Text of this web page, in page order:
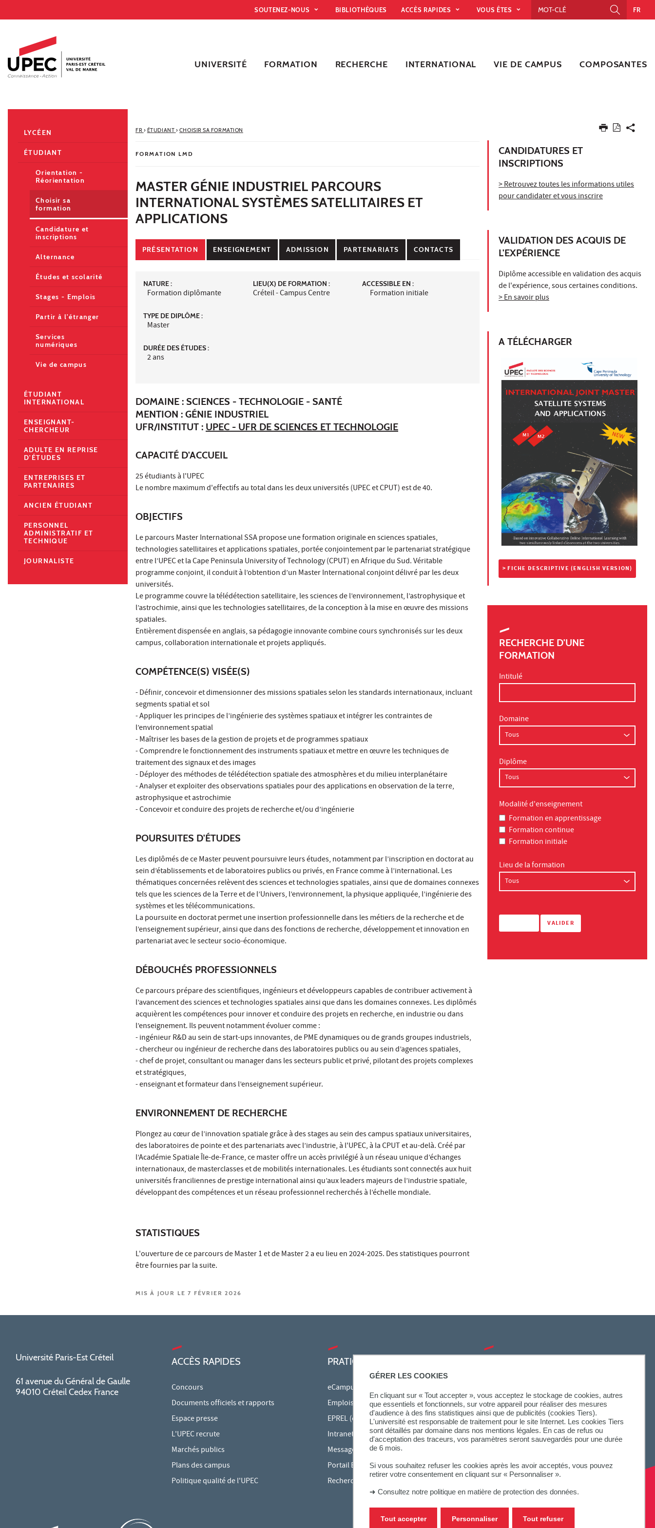
GÉRER LES COOKIES
En cliquant sur « Tout accepter », vous acceptez le stockage de cookies, autres
que essentiels et fonctionnels, sur votre appareil pour réaliser des mesures
d'audience à des fins statistiques ainsi que de publicités (cookies Tiers).
L'université est responsable de traitement pour le site Internet. Les cookies Tiers
sont détaillés par domaine dans nos mentions légales. En cas de refus ou
d'acceptation des traceurs, vos paramètres seront sauvegardés pour une durée
de 6 mois.
Si vous souhaitez refuser les cookies après les avoir acceptés, vous pouvez
retirer votre consentement en cliquant sur « Personnaliser ».
➜ Consultez notre politique en matière de protection des données.
Tout accepter Tout refuser
Personnaliser
Accès directs
Recherche
Navigation secondaire
SOUTENEZ-NOUS BIBLIOTHÈQUES ACCÈS RAPIDES VOUS ÊTES FR
UNIVERSITÉ FORMATION RECHERCHE INTERNATIONAL VIE DE CAMPUS COMPOSANTES
FR › ÉTUDIANT › CHOISIR SA FORMATION
FORMATION LMD
MASTER GÉNIE INDUSTRIEL PARCOURS
INTERNATIONAL SYSTÈMES SATELLITAIRES ET
APPLICATIONS
PRÉSENTATION ENSEIGNEMENT ADMISSION PARTENARIATS CONTACTS
NATURE :
Formation diplômante
TYPE DE DIPLÔME :
Master
DURÉE DES ÉTUDES :
2 ans
LIEU(X) DE FORMATION :
Créteil - Campus Centre
ACCESSIBLE EN :
Formation initiale
DOMAINE : SCIENCES - TECHNOLOGIE - SANTÉ
MENTION : GÉNIE INDUSTRIEL
UFR/INSTITUT : UPEC - UFR DE SCIENCES ET TECHNOLOGIE
CAPACITÉ D'ACCUEIL
25 étudiants à l'UPEC
Le nombre maximum d'effectifs au total dans les deux universités (UPEC et CPUT) est de 40.
OBJECTIFS
Le parcours Master International SSA propose une formation originale en sciences spatiales,
technologies satellitaires et applications spatiales, portée conjointement par le partenariat stratégique
entre l’UPEC et la Cape Peninsula University of Technology (CPUT) en Afrique du Sud. Véritable
programme conjoint, il conduit à l’obtention d’un Master International conjoint délivré par les deux
universités.
Le programme couvre la télédétection satellitaire, les sciences de l’environnement, l’astrophysique et
l’astrochimie, ainsi que les technologies satellitaires, de la conception à la mise en œuvre des missions
spatiales.
Entièrement dispensée en anglais, sa pédagogie innovante combine cours synchronisés sur les deux
campus, collaboration internationale et projets appliqués.
COMPÉTENCE(S) VISÉE(S)
- Définir, concevoir et dimensionner des missions spatiales selon les standards internationaux, incluant
segments spatial et sol
- Appliquer les principes de l’ingénierie des systèmes spatiaux et intégrer les contraintes de
l’environnement spatial
- Maîtriser les bases de la gestion de projets et de programmes spatiaux
- Comprendre le fonctionnement des instruments spatiaux et mettre en œuvre les techniques de
traitement des signaux et des images
- Déployer des méthodes de télédétection spatiale des atmosphères et du milieu interplanétaire
- Analyser et exploiter des observations spatiales pour des applications en observation de la terre,
astrophysique et astrochimie
- Concevoir et conduire des projets de recherche et/ou d’ingénierie
POURSUITES D'ÉTUDES
Les diplômés de ce Master peuvent poursuivre leurs études, notamment par l’inscription en doctorat au
sein d’établissements et de laboratoires publics ou privés, en France comme à l’international. Les
thématiques concernées relèvent des sciences et technologies spatiales, ainsi que de domaines connexes
tels que les sciences de la Terre et de l’Univers, l’environnement, la physique appliquée, l’ingénierie des
systèmes et les télécommunications.
La poursuite en doctorat permet une insertion professionnelle dans les métiers de la recherche et de
l’enseignement supérieur, ainsi que dans des fonctions de recherche, développement et innovation en
partenariat avec le secteur socio-économique.
DÉBOUCHÉS PROFESSIONNELS
Ce parcours prépare des scientifiques, ingénieurs et développeurs capables de contribuer activement à
l’avancement des sciences et technologies spatiales ainsi que dans les domaines connexes. Les diplômés
acquièrent les compétences pour innover et conduire des projets en recherche, en industrie ou dans
l’enseignement. Ils peuvent notamment évoluer comme :
- ingénieur R&D au sein de start-ups innovantes, de PME dynamiques ou de grands groupes industriels,
- chercheur ou ingénieur de recherche dans des laboratoires publics ou au sein d’agences spatiales,
- chef de projet, consultant ou manager dans les secteurs public et privé, pilotant des projets complexes
et stratégiques,
- enseignant et formateur dans l’enseignement supérieur.
ENVIRONNEMENT DE RECHERCHE
Plongez au cœur de l’innovation spatiale grâce à des stages au sein des campus spatiaux universitaires,
des laboratoires de pointe et des partenariats avec l’industrie, à l'UPEC, à la CPUT et au-delà. Créé par
l’Académie Spatiale Île-de-France, ce master offre un accès privilégié à un réseau unique d’échanges
internationaux, de masterclasses et de mobilités internationales. Les étudiants sont connectés aux huit
universités franciliennes de prestige international ainsi qu’aux leaders majeurs de l’industrie spatiale,
développant des compétences et un réseau professionnel recherchés à l’échelle mondiale.
STATISTIQUES
L'ouverture de ce parcours de Master 1 et de Master 2 a eu lieu en 2024-2025. Des statistiques pourront
être fournies par la suite.
MIS À JOUR LE 7 FÉVRIER 2026
CANDIDATURES ET
INSCRIPTIONS
> Retrouvez toutes les informations utiles
pour candidater et vous inscrire
VALIDATION DES ACQUIS DE
L'EXPÉRIENCE
Diplôme accessible en validation des acquis
de l'expérience, sous certaines conditions.
> En savoir plus
A TÉLÉCHARGER
> FICHE DESCRIPTIVE (ENGLISH VERSION)
RECHERCHE D'UNE
FORMATION
Intitulé
Domaine
Diplôme
Modalité d'enseignement
Formation en apprentissage
Formation continue
Formation initiale
Lieu de la formation
LYCÉEN
ÉTUDIANT
Orientation -
Réorientation
Choisir sa
formation
Candidature et
inscriptions
Alternance
Études et scolarité
Stages - Emplois
Partir à l'étranger
Services
numériques
Vie de campus
ÉTUDIANT
INTERNATIONAL
ENSEIGNANT-
CHERCHEUR
ADULTE EN REPRISE
D'ÉTUDES
ENTREPRISES ET
PARTENAIRES
ANCIEN ÉTUDIANT
PERSONNEL
ADMINISTRATIF ET
TECHNIQUE
JOURNALISTE
Université Paris-Est Créteil
61 avenue du Général de Gaulle
94010 Créteil Cedex France
ACCÈS RAPIDES
Concours
Documents officiels et rapports
Espace presse
L'UPEC recrute
Marchés publics
Plans des campus
Politique qualité de l'UPEC
PRATIQUE
eCampus
Emplois du temps en ligne
EPREL (cours en ligne)
Intranet des personnels
Messagerie étudiante
Portail Bu Athéna
Rechercher une formation